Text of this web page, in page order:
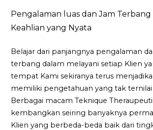
Pengalaman luas dan Jam
Keahlian yang Nyata
Belajar dari panjangnya pengalaman
terbang dalam melayani setiap Klien
tempat Kami sekiranya terus
memiliki pengetahuan yang tak ternilai
Berbagai macam Teknique
kembangkan seiring banyaknya
Klien yang berbeda-beda baik dari